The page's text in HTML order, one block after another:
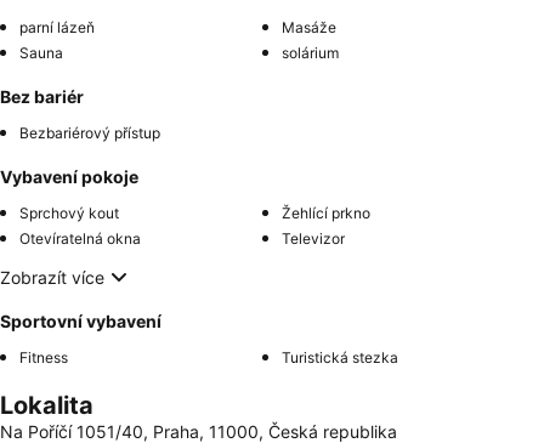
parní lázeň
Masáže
Sauna
solárium
Bez bariér
Bezbariérový přístup
Vybavení pokoje
Sprchový kout
Žehlící prkno
Otevíratelná okna
Televizor
Zobrazít více
Sportovní vybavení
Fitness Turistická stezka
Lokalita
Na Poříčí 1051/40, Praha, 11000, Česká republika